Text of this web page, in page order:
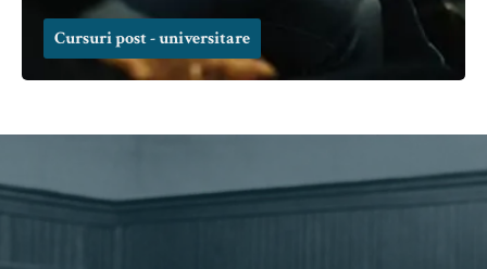
Cursuri post - universitare